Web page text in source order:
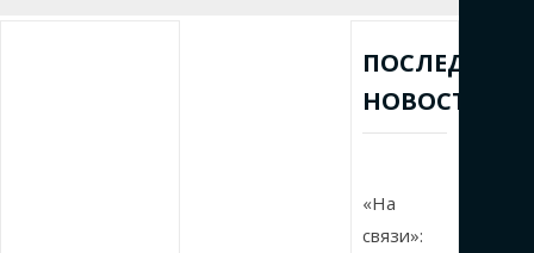
ПОСЛЕДНИЕ
НОВОСТИ
«На
связи»: